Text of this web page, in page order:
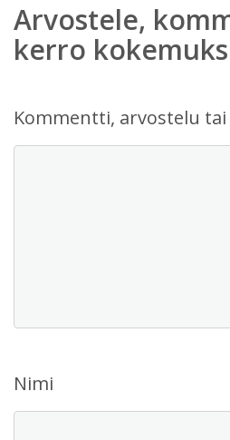
Arvostele,
kerro
Kommentti, arvostelu
Nimi